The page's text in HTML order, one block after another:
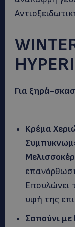
Για ξηρά-
Κρέμα
Επουλώνει
υφή της
Σαπούνι με